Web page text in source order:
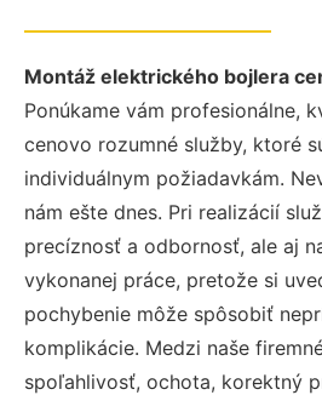
Montáž elektrického bojlera
Ponúkame vám profesionálne,
cenovo rozumné služby, ktoré
individuálnym požiadavkám.
nám ešte dnes. Pri realizácií
precíznosť a odbornosť, ale aj
vykonanej práce, pretože si
pochybenie môže spôsobiť
komplikácie. Medzi naše
spoľahlivosť, ochota, korektný